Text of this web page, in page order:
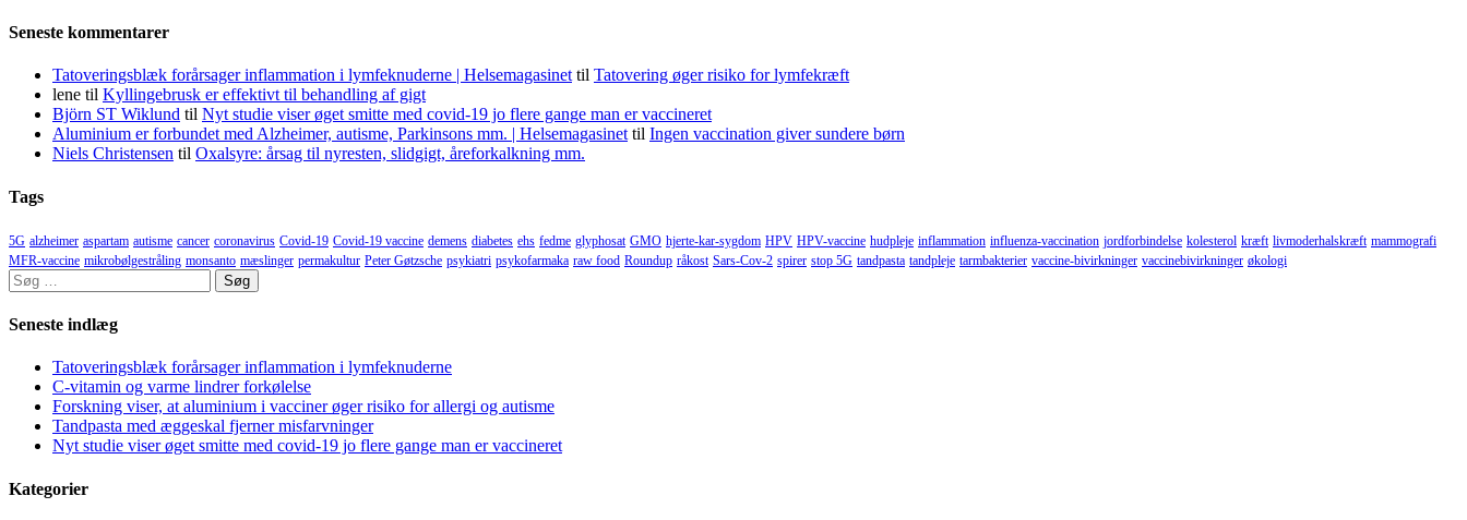
Seneste kommentarer
Tatoveringsblæk forårsager inflammation i lymfeknuderne | Helsemagasinet til Tatovering øger risiko for lymfekræft
lene til Kyllingebrusk er effektivt til behandling af gigt
Björn ST Wiklund til Nyt studie viser øget smitte med covid-19 jo flere gange man er vaccineret
Aluminium er forbundet med Alzheimer, autisme, Parkinsons mm. | Helsemagasinet til Ingen vaccination giver sundere børn
Niels Christensen til Oxalsyre: årsag til nyresten, slidgigt, åreforkalkning mm.
Tags
5G alzheimer aspartam autisme cancer coronavirus Covid-19 Covid-19 vaccine demens diabetes ehs fedme glyphosat GMO hjerte-kar-sygdom HPV HPV-vaccine hudpleje inflammation influenza-vaccination jordforbindelse kolesterol kræft livmoderhalskræft mammografi
MFR-vaccine mikrobølgestråling monsanto mæslinger permakultur Peter Gøtzsche psykiatri psykofarmaka raw food Roundup råkost Sars-Cov-2 spirer stop 5G tandpasta tandpleje tarmbakterier vaccine-bivirkninger vaccinebivirkninger økologi
Søg
efter:
Seneste indlæg
Tatoveringsblæk forårsager inflammation i lymfeknuderne
C-vitamin og varme lindrer forkølelse
Forskning viser, at aluminium i vacciner øger risiko for allergi og autisme
Tandpasta med æggeskal fjerner misfarvninger
Nyt studie viser øget smitte med covid-19 jo flere gange man er vaccineret
Kategorier